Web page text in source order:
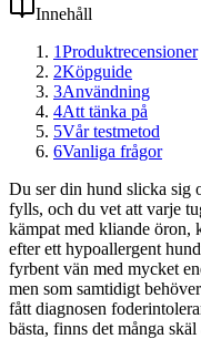
Innehåll
1Produktrecensioner
2Köpguide
3Användning
4Att tänka på
5Vår testmetod
6Vanliga frågor
Du ser din hund slicka sig
fylls, och du vet att varje
kämpat med kliande öron,
efter ett hypoallergent
fyrbent vän med mycket
men som samtidigt
fått diagnosen
bästa, finns det många